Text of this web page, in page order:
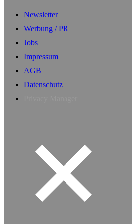
Newsletter
Werbung / PR
Jobs
Impressum
AGB
Datenschutz